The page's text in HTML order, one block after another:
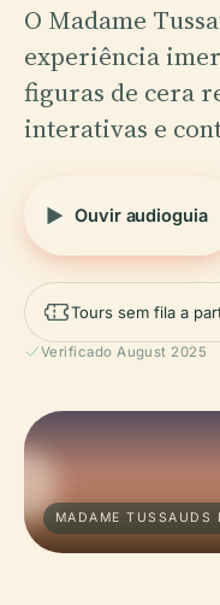
O Madame
experiência
figuras de cera
interativas e
Ouvir audioguia
Tours sem fila a
Verificado August 2025
MADAME TUSSAUDS